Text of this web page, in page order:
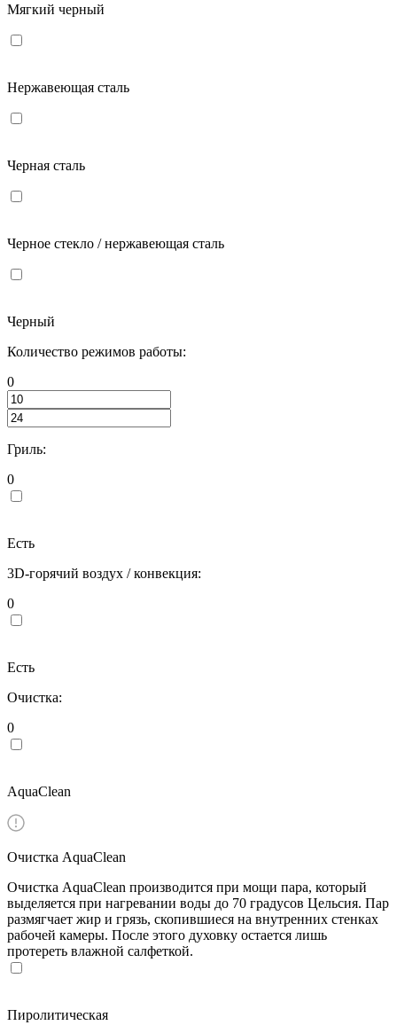
Мягкий черный
Нержавеющая сталь
Черная сталь
Черное стекло / нержавеющая сталь
Черный
Количество режимов работы:
0
Гриль:
0
Есть
3D-горячий воздух / конвекция:
0
Есть
Очистка:
0
AquaClean
Очистка AquaClean
Очистка AquaClean производится при мощи пара, который
выделяется при нагревании воды до 70 градусов Цельсия. Пар
размягчает жир и грязь, скопившиеся на внутренних стенках
рабочей камеры. После этого духовку остается лишь
протереть влажной салфеткой.
Пиролитическая